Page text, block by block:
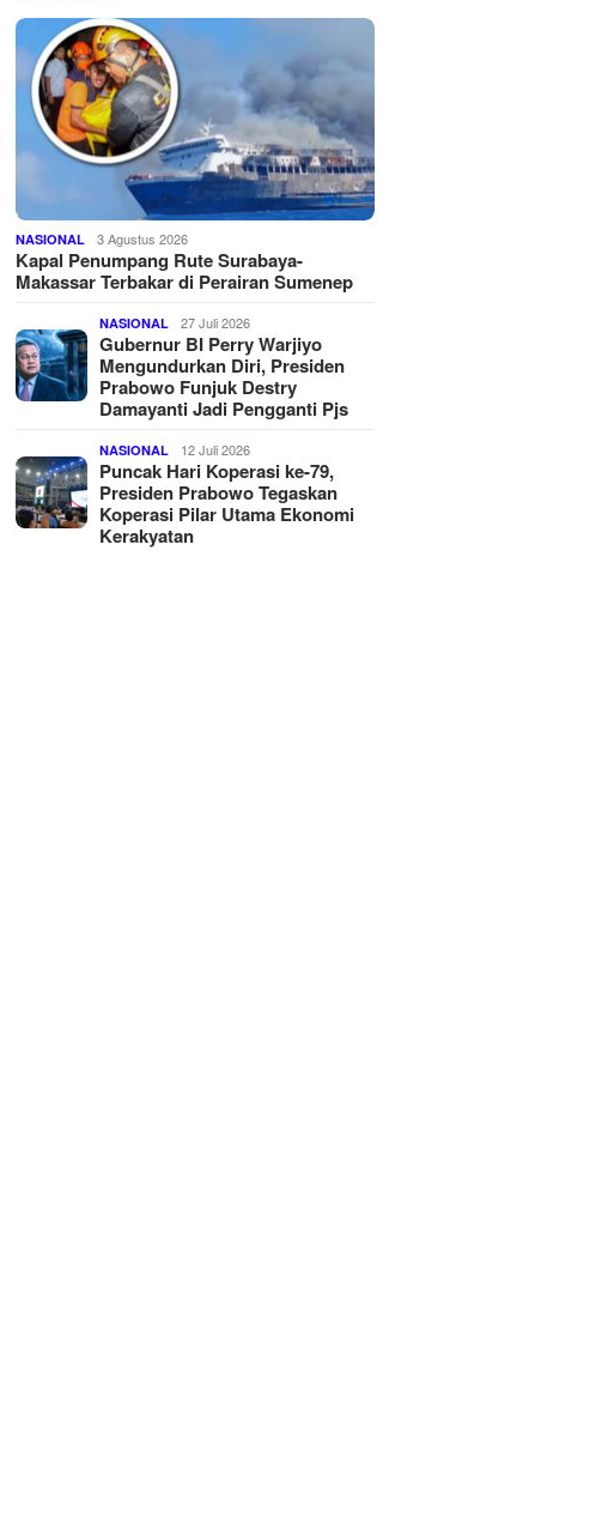
NASIONAL 3 Agustus 2026
Kapal Penumpang Rute Surabaya-
Makassar Terbakar di Perairan Sumenep
NASIONAL 27 Juli 2026
Gubernur BI Perry Warjiyo
Mengundurkan Diri, Presiden
Prabowo Funjuk Destry
Damayanti Jadi Pengganti Pjs
NASIONAL 12 Juli 2026
Puncak Hari Koperasi ke-79,
Presiden Prabowo Tegaskan
Koperasi Pilar Utama Ekonomi
Kerakyatan